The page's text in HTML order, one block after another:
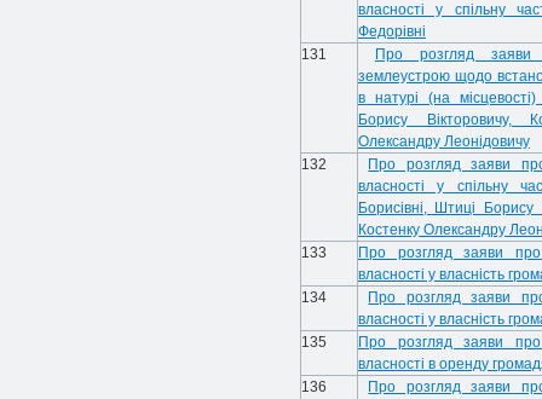
власності у спільну
Федорівні
131
Про розгляд заяви
землеустрою щодо
в натурі (на
Борису Вікторовичу,
Олександру Леонідовичу
132
Про розгляд заяви
власності у спільну
Борисівні, Штиці Борису
Костенку Олександру
133
Про розгляд заяви про
власності у власність
134
Про розгляд заяви
власності у власність
135
Про розгляд заяви про
власності в оренду
136
Про розгляд заяви